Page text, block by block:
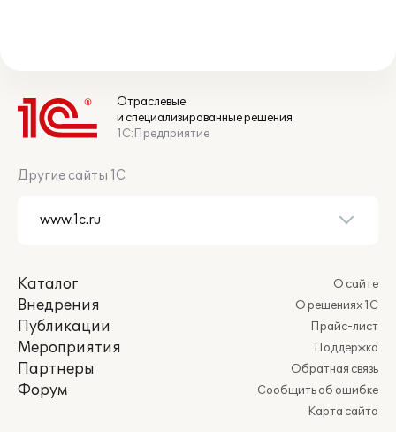
Отраслевые
и специализированные решения
1С:Предприятие
Другие сайты 1С
Каталог
Внедрения
Публикации
Мероприятия
Партнеры
Форум
О сайте
О решениях 1С
Прайс-лист
Поддержка
Обратная связь
Сообщить об ошибке
Карта сайта